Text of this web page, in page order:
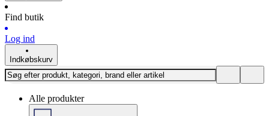
Find butik
Log ind
Indkøbskurv
Alle produkter